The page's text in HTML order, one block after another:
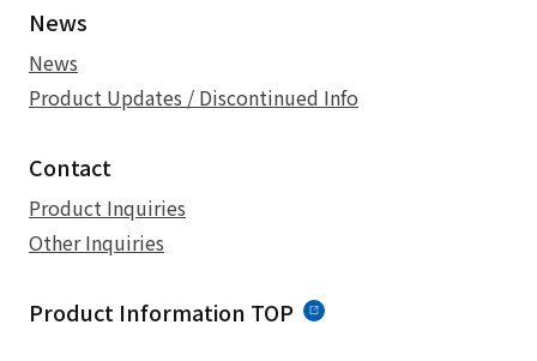
News
News
Product Updates / Discontinued Info
Contact
Product Inquiries
Other Inquiries
Product Information TOP